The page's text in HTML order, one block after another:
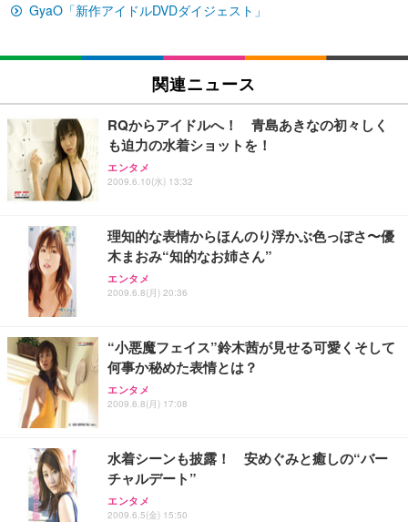
￥27,999
Sezlife オフィスチェア デスクチェア 疲れない テレ
ワーク チェア 強化バックレスト 30度ロッキング機
レスト 3Dヘッドレスト ハンガー付き 高反発クッシ
ョン PCチェア 通気性メッシュ ゲーミング/勉強/事
務用 おしゃれ パソコンチェア (ブラック)
￥7,680
Sezlife オフィスチェア デスクチェア 疲れない テレ
レスト 3Dヘッドレスト ハンガー付き 高反発クッシ
ョン PCチェア 通気性メッシュ ゲーミング/勉強/事
務用 おしゃれ パソコンチェア (ホワイト)
￥7,680
ANDWINT オフィスチェア デスクチェア 肘なし メ
ト 幅52×奥行58.5×高さ84～96cm テレワーク 在宅
勤務 ブラック
￥4,139
イト
【純正品】27"ゲーミングモニター DualSense 充電
フック付き（CFI-ZDM1J）
￥49,979
【整備済み品】Dell E2724HS 27インチ 液晶モニタ
応 ComfortView ビジネス向け
￥15,800
【MiniLED/24.5inch/280Hz/FHD】GRAPHT THE S
像低減 (3年保証 | 輝点保証 | 日本メーカー)
￥34,980
￥3,234
ネオ・ルーライフ ネオ・オムツ L 中型犬用 26枚入
り 単品
￥1,800
Smart Basic(スマートベーシック) 【Amazon.co.jp
￥3,670
アイリスオーヤマ ペットシーツ 超厚型 お徳用 レギ
￥3,731
GyaO「新作アイドルDVDダイジェスト」
関連ニュース
RQからアイドルへ！ 青島あきなの初々しく
も迫力の水着ショットを！
エンタメ
2009.6.10(水) 13:32
理知的な表情からほんのり浮かぶ色っぽさ〜優
木まおみ“知的なお姉さん”
エンタメ
2009.6.8(月) 20:36
“小悪魔フェイス”鈴木茜が見せる可愛くそして
何事か秘めた表情とは？
エンタメ
2009.6.8(月) 17:08
水着シーンも披露！ 安めぐみと癒しの“バー
チャルデート”
エンタメ
2009.6.5(金) 15:50